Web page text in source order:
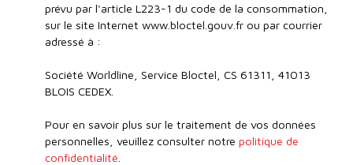
prévu par l'article L223-1 du code de la consommation,
sur le site Internet www.bloctel.gouv.fr ou par courrier
adressé à :
Société Worldline, Service Bloctel, CS 61311, 41013
BLOIS CEDEX.
Pour en savoir plus sur le traitement de vos données
personnelles, veuillez consulter notre politique de
confidentialité